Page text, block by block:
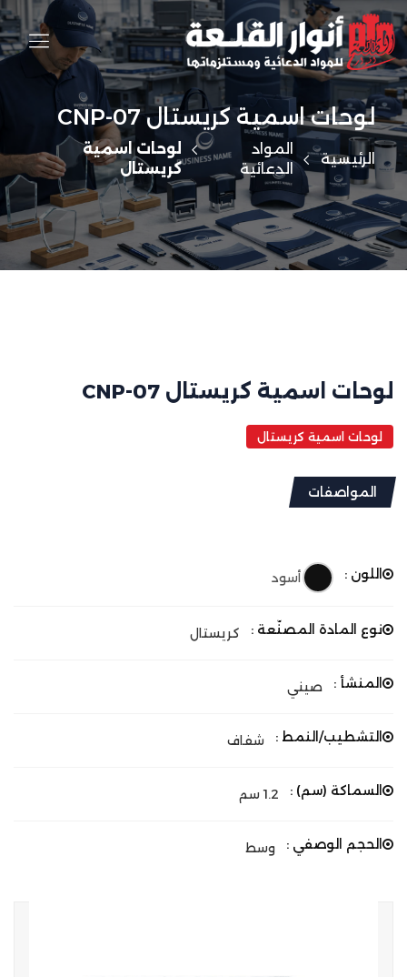
لوحات اسمية كريستال CNP-07
الرئيسية
المواد
الدعائية
لوحات اسمية
كريستال
لوحات اسمية كريستال CNP-07
لوحات اسمية كريستال
المواصفات
اللون : أسود
نوع المادة المصنّعة : كريستال
المنشأ : صيني
التشطيب/النمط : شفاف
السماكة (سم) : 1.2 سم
الحجم الوصفي : وسط